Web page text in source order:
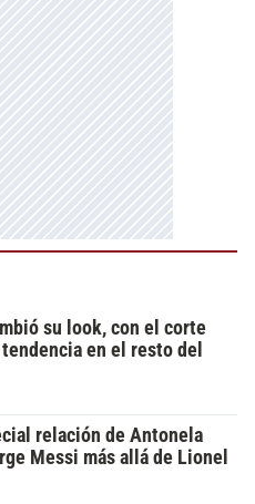
su look, con el corte
en el resto del
relación de Antonela
Messi más allá de Lionel